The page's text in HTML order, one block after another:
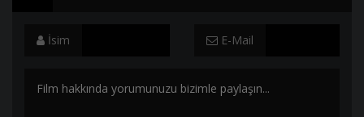
İsim E-Mail